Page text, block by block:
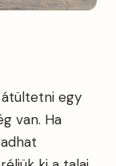
egy
van. Ha